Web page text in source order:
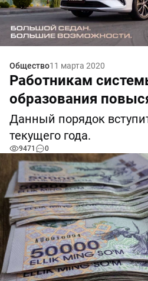
Общество11 марта 2020
Работникам
образования
Данный порядок
текущего года.
9471 0